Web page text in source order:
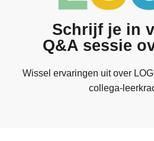
Schrijf je in
Q&A sessie
Wissel ervaringen uit over
collega-